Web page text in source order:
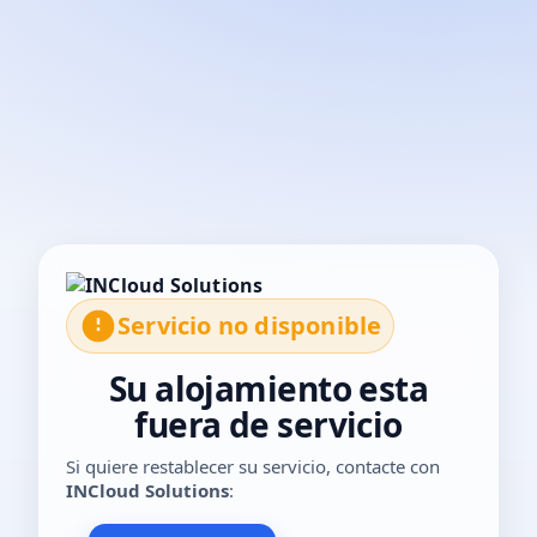
Servicio no disponible
Su alojamiento esta
fuera de servicio
Si quiere restablecer su servicio, contacte con
INCloud Solutions: